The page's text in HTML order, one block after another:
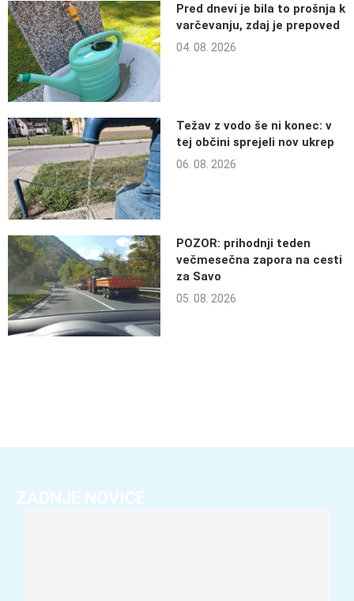
Pred dnevi je bila to prošnja k
varčevanju, zdaj je prepoved
04. 08. 2026
Težav z vodo še ni konec: v
tej občini sprejeli nov ukrep
06. 08. 2026
POZOR: prihodnji teden
večmesečna zapora na cesti
za Savo
05. 08. 2026
ZADNJE NOVICE